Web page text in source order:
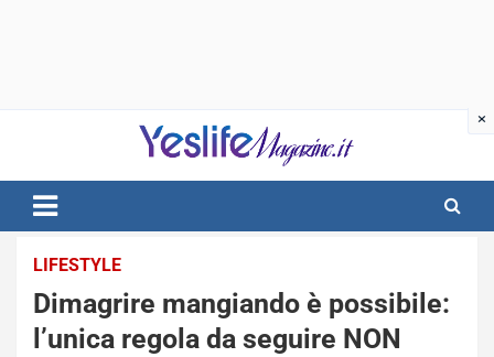
notizie di intrattenimento
LIFESTYLE
Dimagrire mangiando è possibile:
l’unica regola da seguire NON